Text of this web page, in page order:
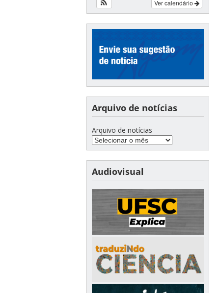
Ver calendário
Arquivo de notícias
Arquivo de notícias
Audiovisual